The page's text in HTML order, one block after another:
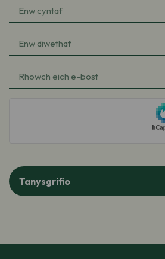
Enw
cyntaf
Enw
diwethaf
e-
bost
Tanysgrifio